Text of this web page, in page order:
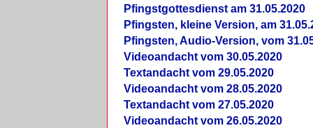
Pfingstgottesdienst am 31.05.2020
Pfingsten, kleine Version, am
Pfingsten, Audio-Version, vom
Videoandacht vom 30.05.2020
Textandacht vom 29.05.2020
Videoandacht vom 28.05.2020
Textandacht vom 27.05.2020
Videoandacht vom 26.05.2020